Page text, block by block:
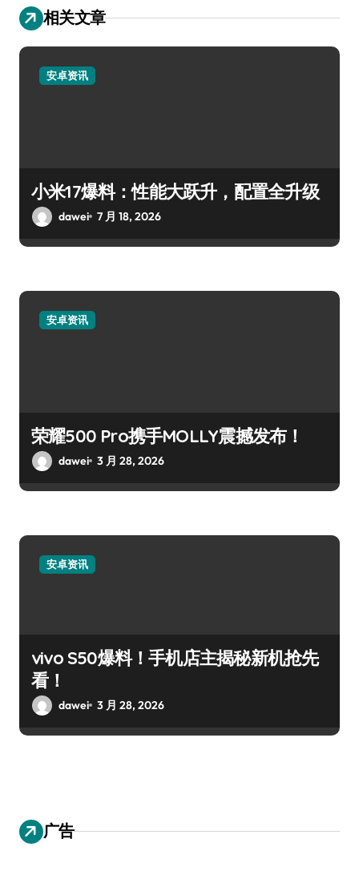
相关文章
安卓资讯
小米17爆料：性能大跃升，配置全升级
dawei 7 月 18, 2026
安卓资讯
荣耀500 Pro携手MOLLY震撼发布！
dawei 3 月 28, 2026
安卓资讯
vivo S50爆料！手机店主揭秘新机抢先
看！
dawei 3 月 28, 2026
广告